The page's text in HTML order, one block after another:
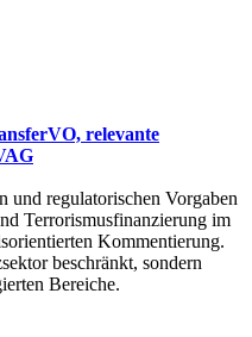
relevante
und regulatorischen Vorgaben
Terrorismusfinanzierung im
Kommentierung.
beschränkt, sondern
Bereiche.